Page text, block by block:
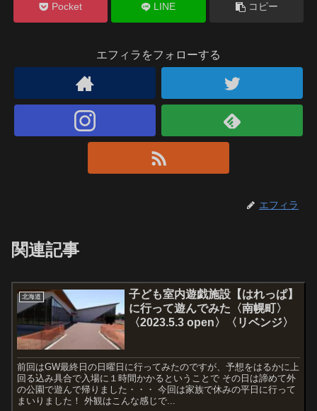
Pocket LINE コピー
エフィラをフォローする
エフィラ
関連記事
北海道
子ども室内遊戯施設【はれっぱ】
に行って遊んでみた〈南幌町〉
〈2023.5.3 open〉〈リベンジ〉
前回はGW最終日の日曜日に行ってみたのですが、予想をはるかに上
回る込み具合で入場に１時間かかるということで その日は諦めて外
の公園で遊んで帰りました・・・ 今回は家族で休みの平日に行って
まいりました！ 外観はこんな感じで...